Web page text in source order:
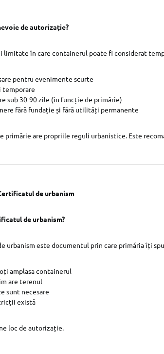
de autorizație?
limitate în care containerul poate fi considerat
pentru evenimente scurte
temporare
sub 30-90 zile (în funcție de primărie)
fără fundație și fără utilități permanente
primărie are propriile reguli urbanistice. Este
de urbanism
de urbanism?
urbanism este documentul prin care primăria îți
amplasa containerul
are terenul
sunt necesare
există
loc de autorizație.